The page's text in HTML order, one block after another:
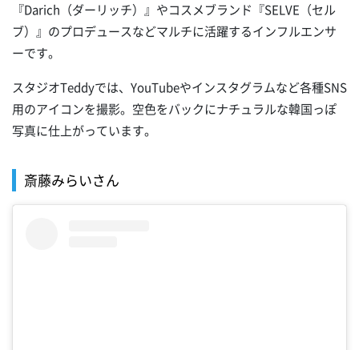
『Darich（ダーリッチ）』やコスメブランド『SELVE（セル
ブ）』のプロデュースなどマルチに活躍するインフルエンサ
ーです。
スタジオTeddyでは、YouTubeやインスタグラムなど各種SNS
用のアイコンを撮影。空色をバックにナチュラルな韓国っぽ
写真に仕上がっています。
斎藤みらいさん